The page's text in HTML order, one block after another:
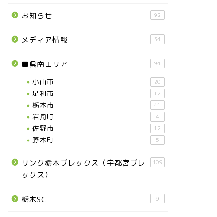
お知らせ 92
メディア情報 34
■県南エリア 94
小山市 20
足利市 12
栃木市 41
岩舟町 4
佐野市 12
野木町 5
リンク栃木ブレックス（宇都宮ブレ
ックス）
109
栃木SC 9